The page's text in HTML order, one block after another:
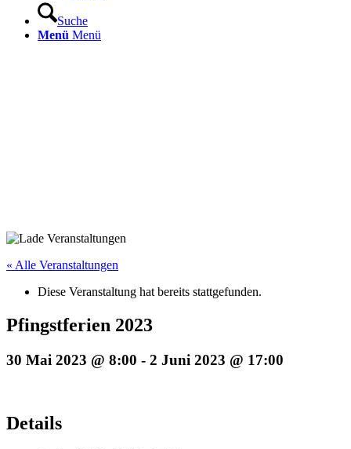
Suche
Menü Menü
« Alle Veranstaltungen
Diese Veranstaltung hat bereits stattgefunden.
Pfingstferien 2023
30 Mai 2023 @ 8:00 - 2 Juni 2023 @ 17:00
Details